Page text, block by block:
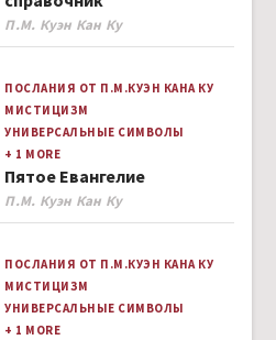
Author
П.М. Куэн Кан Ку
ПОСЛАНИЯ ОТ П.М.КУЭН КАНА КУ
МИСТИЦИЗМ
УНИВЕРСАЛЬНЫЕ СИМВОЛЫ
+ 1 MORE
Пятое Евангелие
Author
П.М. Куэн Кан Ку
ПОСЛАНИЯ ОТ П.М.КУЭН КАНА КУ
МИСТИЦИЗМ
УНИВЕРСАЛЬНЫЕ СИМВОЛЫ
+ 1 MORE